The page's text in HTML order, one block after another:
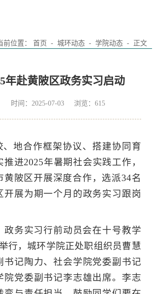
前位置： 首页 - 城环动态- 学院动态- 正文
年赴黄陂区政务实习启动
时间：2025-07-03 浏览： 615
、地合作框架协议、搭建协同育
进2025年暑期社会实践工作，
黄陂区开展深度合作，选派34名
开展为期一个月的政务实习跟岗
政务实习行前动员会在十号教学
行，城环学院正处职组织员曹慧
书记陶力、社会学院党委副书记
院党委副书记李志雄出席。李志